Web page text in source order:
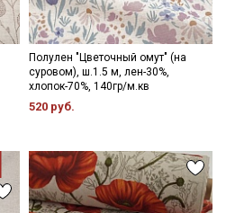
Полулен "Цветочный омут" (на
суровом), ш.1.5 м, лен-30%,
хлопок-70%, 140гр/м.кв
520 руб.